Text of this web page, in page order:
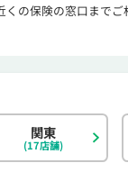
の保険の窓口までご
関東
(17店舗)